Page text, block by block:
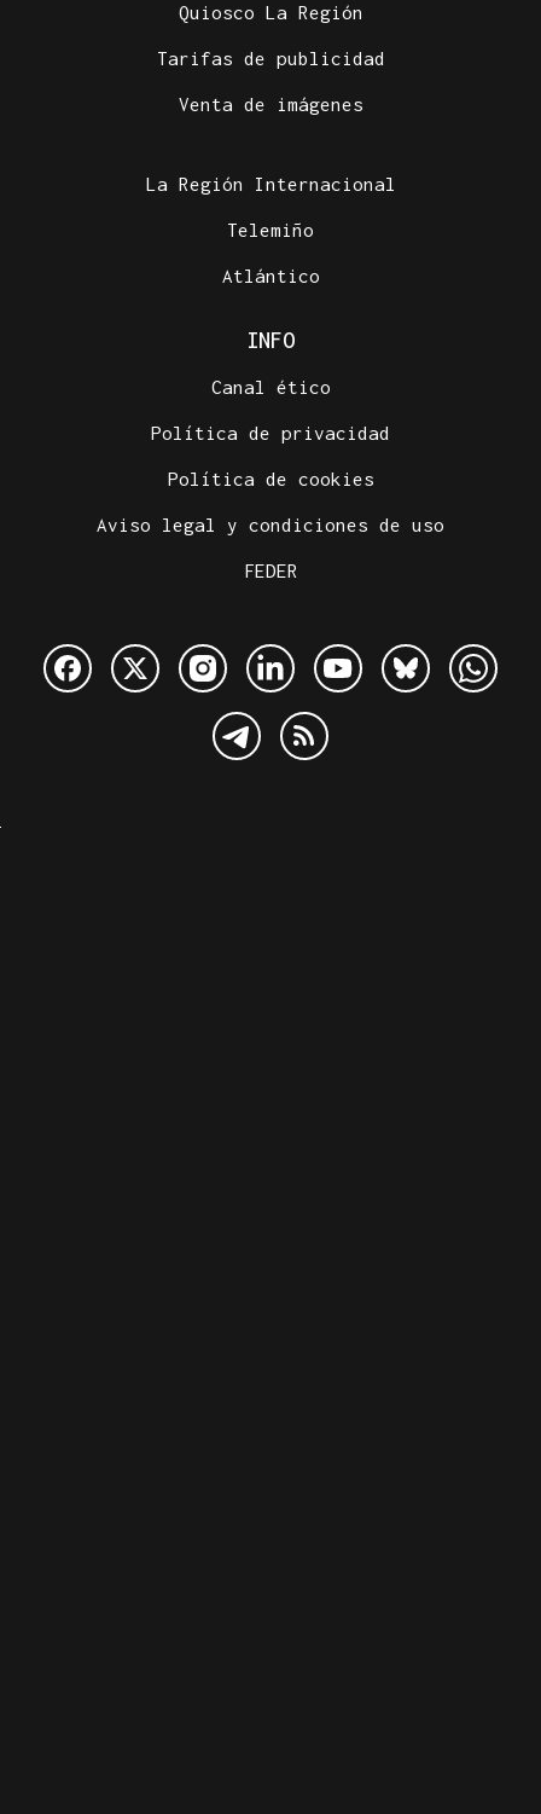
Quiosco La Región
Tarifas de publicidad
Venta de imágenes
La Región Internacional
Telemiño
Atlántico
INFO
Canal ético
Política de privacidad
Política de cookies
Aviso legal y condiciones de uso
FEDER